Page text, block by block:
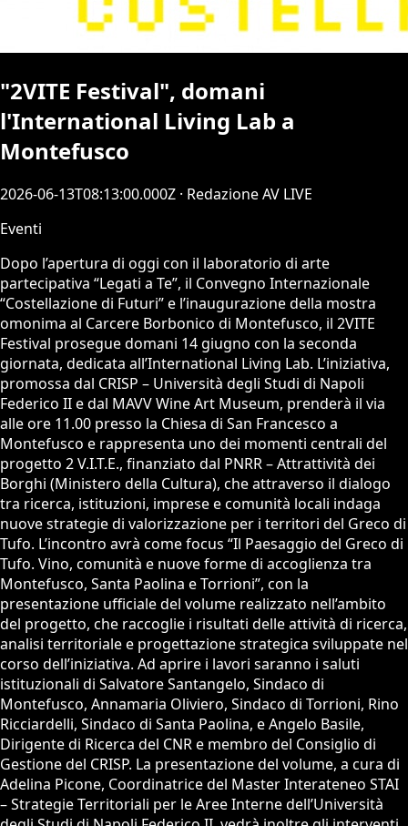
"2VITE Festival", domani
l'International Living Lab a
Montefusco
2026-06-13T08:13:00.000Z · Redazione AV LIVE
Eventi
Dopo l’apertura di oggi con il laboratorio di arte
partecipativa “Legati a Te”, il Convegno Internazionale
“Costellazione di Futuri” e l’inaugurazione della mostra
omonima al Carcere Borbonico di Montefusco, il 2VITE
Festival prosegue domani 14 giugno con la seconda
giornata, dedicata all’International Living Lab. L’iniziativa,
promossa dal CRISP – Università degli Studi di Napoli
Federico II e dal MAVV Wine Art Museum, prenderà il via
alle ore 11.00 presso la Chiesa di San Francesco a
Montefusco e rappresenta uno dei momenti centrali del
progetto 2 V.I.T.E., finanziato dal PNRR – Attrattività dei
Borghi (Ministero della Cultura), che attraverso il dialogo
tra ricerca, istituzioni, imprese e comunità locali indaga
nuove strategie di valorizzazione per i territori del Greco di
Tufo. L’incontro avrà come focus “Il Paesaggio del Greco di
Tufo. Vino, comunità e nuove forme di accoglienza tra
Montefusco, Santa Paolina e Torrioni”, con la
presentazione ufficiale del volume realizzato nell’ambito
del progetto, che raccoglie i risultati delle attività di ricerca,
analisi territoriale e progettazione strategica sviluppate nel
corso dell’iniziativa. Ad aprire i lavori saranno i saluti
istituzionali di Salvatore Santangelo, Sindaco di
Montefusco, Annamaria Oliviero, Sindaco di Torrioni, Rino
Ricciardelli, Sindaco di Santa Paolina, e Angelo Basile,
Dirigente di Ricerca del CNR e membro del Consiglio di
Gestione del CRISP. La presentazione del volume, a cura di
Adelina Picone, Coordinatrice del Master Interateneo STAI
– Strategie Territoriali per le Aree Interne dell’Università